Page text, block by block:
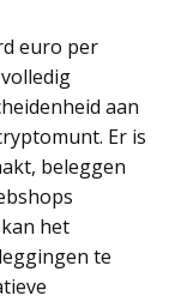
euro per
aan
Er is
beleggen
het
te